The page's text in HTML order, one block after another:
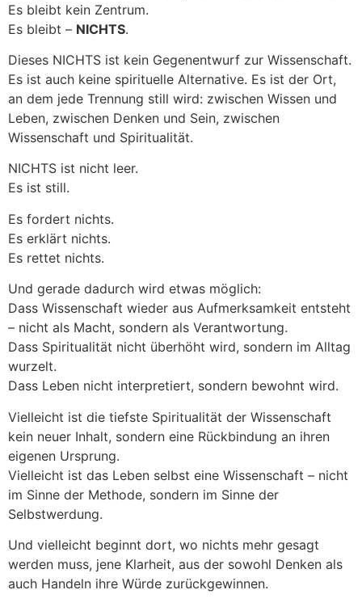
Es bleibt kein Zentrum.
Es bleibt – NICHTS.
Dieses NICHTS ist kein Gegenentwurf zur Wissenschaft.
Es ist auch keine spirituelle Alternative. Es ist der Ort,
an dem jede Trennung still wird: zwischen Wissen und
Leben, zwischen Denken und Sein, zwischen
Wissenschaft und Spiritualität.
NICHTS ist nicht leer.
Es ist still.
Es fordert nichts.
Es erklärt nichts.
Es rettet nichts.
Und gerade dadurch wird etwas möglich:
Dass Wissenschaft wieder aus Aufmerksamkeit entsteht
– nicht als Macht, sondern als Verantwortung.
Dass Spiritualität nicht überhöht wird, sondern im Alltag
wurzelt.
Dass Leben nicht interpretiert, sondern bewohnt wird.
Vielleicht ist die tiefste Spiritualität der Wissenschaft
kein neuer Inhalt, sondern eine Rückbindung an ihren
eigenen Ursprung.
Vielleicht ist das Leben selbst eine Wissenschaft – nicht
im Sinne der Methode, sondern im Sinne der
Selbstwerdung.
Und vielleicht beginnt dort, wo nichts mehr gesagt
werden muss, jene Klarheit, aus der sowohl Denken als
auch Handeln ihre Würde zurückgewinnen.